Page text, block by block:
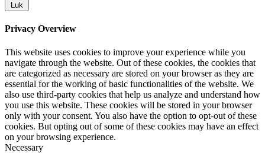
Luk
Privacy Overview
This website uses cookies to improve your experience while you
navigate through the website. Out of these cookies, the cookies that
are categorized as necessary are stored on your browser as they are
essential for the working of basic functionalities of the website. We
also use third-party cookies that help us analyze and understand how
you use this website. These cookies will be stored in your browser
only with your consent. You also have the option to opt-out of these
cookies. But opting out of some of these cookies may have an effect
on your browsing experience.
Necessary